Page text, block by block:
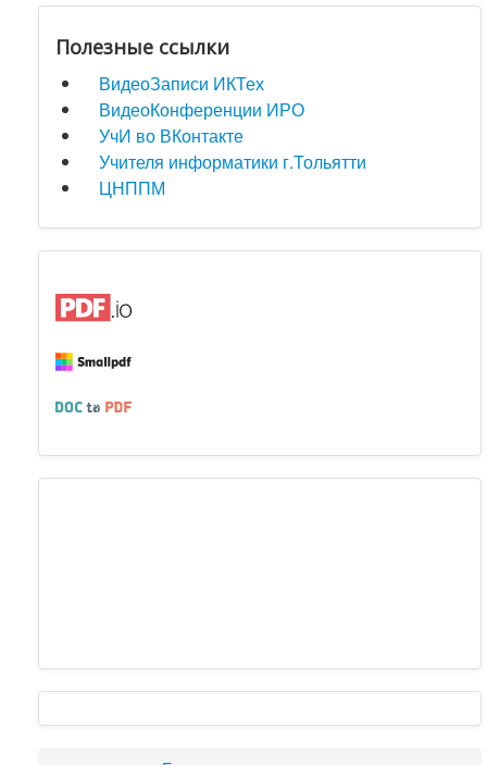
Полезные ссылки
ВидеоЗаписи ИКТех
ВидеоКонференции ИРО
УчИ во ВКонтакте
Учителя информатики г.Тольятти
ЦНППМ